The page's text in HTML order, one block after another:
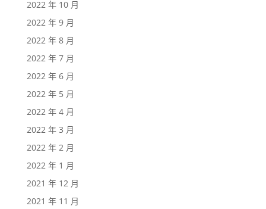
2022 年 10 月
2022 年 9 月
2022 年 8 月
2022 年 7 月
2022 年 6 月
2022 年 5 月
2022 年 4 月
2022 年 3 月
2022 年 2 月
2022 年 1 月
2021 年 12 月
2021 年 11 月